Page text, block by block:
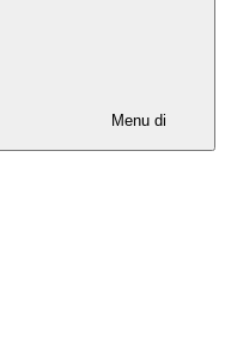
Menu di